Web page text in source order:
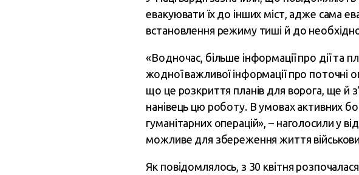
евакуювати їх до інших міст, адже сама
встановлення режиму тиші й до
«Водночас, більше інформації про дії
жодної важливої інформації про поточні
що це розкриття планів для ворога, ще й
нанівець цю роботу. В умовах активних
гуманітарних операцій», – наголосили у
можливе для збереження життя
Як повідомлялось, з 30 квітня